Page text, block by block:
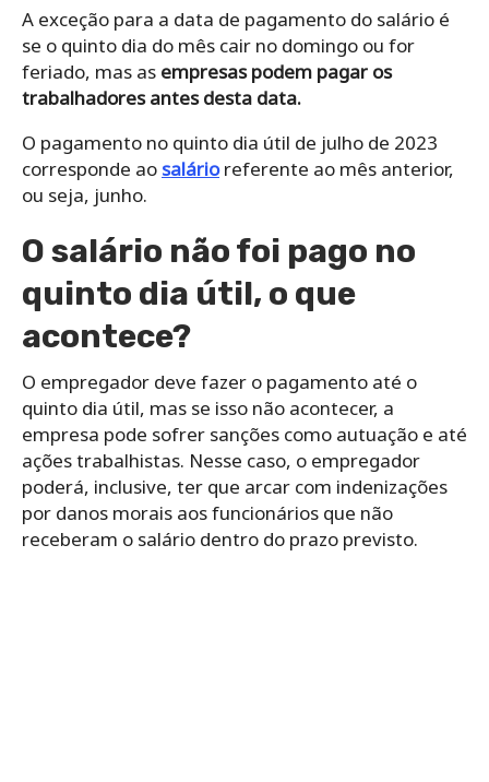
A exceção para a data de pagamento do salário é
se o quinto dia do mês cair no domingo ou for
feriado, mas as empresas podem pagar os
trabalhadores antes desta data.
O pagamento no quinto dia útil de julho de 2023
corresponde ao salárioreferente ao mês anterior,
ou seja, junho.
O salário não foi pago no
quinto dia útil, o que
acontece?
O empregador deve fazer o pagamento até o
quinto dia útil, mas se isso não acontecer, a
empresa pode sofrer sanções como autuação e até
ações trabalhistas. Nesse caso, o empregador
poderá, inclusive, ter que arcar com indenizações
por danos morais aos funcionários que não
receberam o salário dentro do prazo previsto.